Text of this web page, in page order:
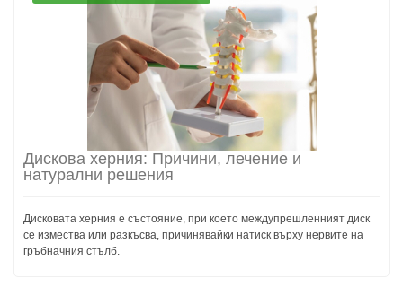
Дискова херния: Причини, лечение и
натурални решения
Дисковата херния е състояние, при което междупрешленният диск
се измества или разкъсва, причинявайки натиск върху нервите на
гръбначния стълб.